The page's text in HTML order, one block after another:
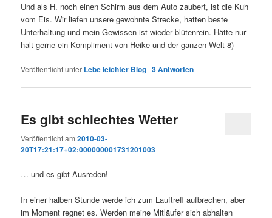
Und als H. noch einen Schirm aus dem Auto zaubert, ist die Kuh
vom Eis. Wir liefen unsere gewohnte Strecke, hatten beste
Unterhaltung und mein Gewissen ist wieder blütenrein. Hätte nur
halt gerne ein Kompliment von Heike und der ganzen Welt 8)
Veröffentlicht unter Lebe leichter Blog |3Antworten
Es gibt schlechtes Wetter
Veröffentlicht am2010-03-
20T17:21:17+02:000000001731201003
… und es gibt Ausreden!
In einer halben Stunde werde ich zum Lauftreff aufbrechen, aber
im Moment regnet es. Werden meine Mitläufer sich abhalten